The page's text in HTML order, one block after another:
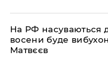
На РФ насуваються
восени буде
Матвєєв